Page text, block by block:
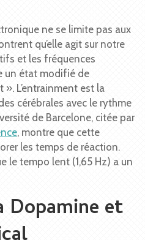
ne se limite pas aux
qu’elle agit sur notre
et les fréquences
un état modifié de
L’entrainment est la
cérébrales avec le rythme
de Barcelone, citée par
, montre que cette
les temps de réaction.
le tempo lent (1,65 Hz) a un
Dopamine et